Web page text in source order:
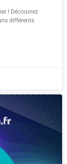
! Découvrez
différents